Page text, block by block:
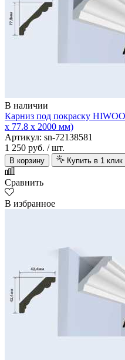
В наличии
Карниз под покраску
х 77.8 х 2000 мм)
Артикул: sn-72138581
1 250 руб. / шт.
В корзину Купить в 1 клик
Сравнить
В избранное